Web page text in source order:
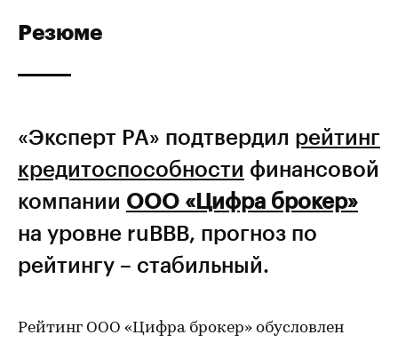
Резюме
«Эксперт РА» подтвердил рейтинг
кредитоспособности финансовой
компании ООО «Цифра брокер»
на уровне ruВВВ, прогноз по
рейтингу – стабильный.
Рейтинг ООО «Цифра брокер» обусловлен